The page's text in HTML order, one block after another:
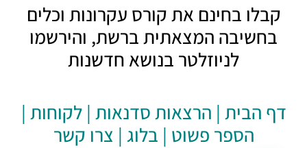
קבלו בחינם את קורס עקרונות וכלים
בחשיבה המצאתית ברשת, והירשמו
לניוזלטר בנושא חדשנות
דף הבית | הרצאות סדנאות |לקוחות |
הספר פשוט | בלוג | צרו קשר